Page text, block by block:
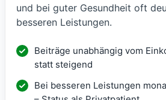
und bei guter Gesundheit oft
besseren Leistungen.
Beiträge unabhängig vom
statt steigend
Bei besseren Leistungen